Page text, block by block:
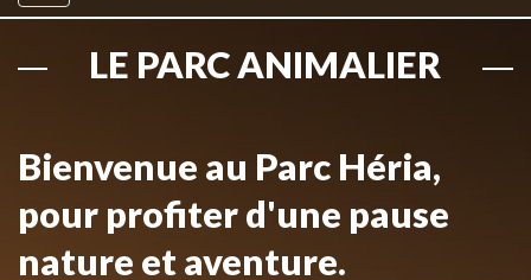
LE PARC ANIMALIER
Bienvenue au Parc Héria,
pour profiter d'une pause
nature et aventure.